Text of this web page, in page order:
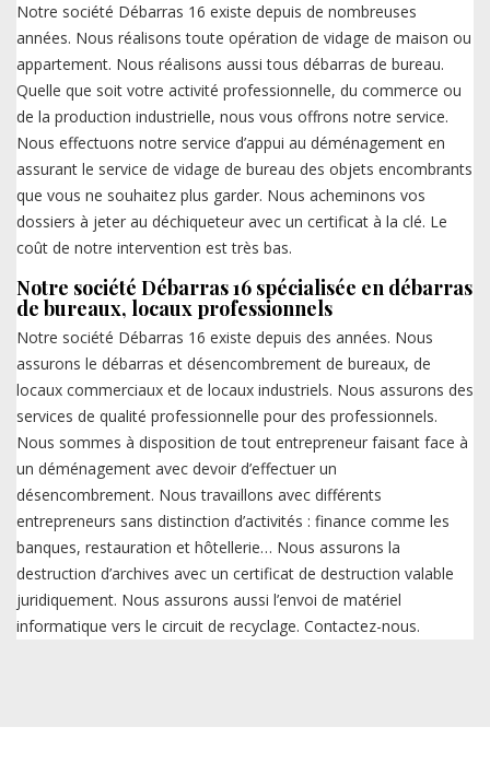
Notre société Débarras 16 existe depuis de nombreuses
années. Nous réalisons toute opération de vidage de maison ou
appartement. Nous réalisons aussi tous débarras de bureau.
Quelle que soit votre activité professionnelle, du commerce ou
de la production industrielle, nous vous offrons notre service.
Nous effectuons notre service d’appui au déménagement en
assurant le service de vidage de bureau des objets encombrants
que vous ne souhaitez plus garder. Nous acheminons vos
dossiers à jeter au déchiqueteur avec un certificat à la clé. Le
coût de notre intervention est très bas.
Notre société Débarras 16 spécialisée en débarras
de bureaux, locaux professionnels
Notre société Débarras 16 existe depuis des années. Nous
assurons le débarras et désencombrement de bureaux, de
locaux commerciaux et de locaux industriels. Nous assurons des
services de qualité professionnelle pour des professionnels.
Nous sommes à disposition de tout entrepreneur faisant face à
un déménagement avec devoir d’effectuer un
désencombrement. Nous travaillons avec différents
entrepreneurs sans distinction d’activités : finance comme les
banques, restauration et hôtellerie… Nous assurons la
destruction d’archives avec un certificat de destruction valable
juridiquement. Nous assurons aussi l’envoi de matériel
informatique vers le circuit de recyclage. Contactez-nous.